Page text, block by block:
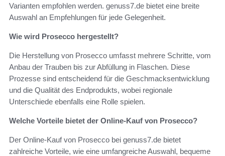
Varianten empfohlen werden. genuss7.de bietet eine breite
Auswahl an Empfehlungen für jede Gelegenheit.
Wie wird Prosecco hergestellt?
Die Herstellung von Prosecco umfasst mehrere Schritte, vom
Anbau der Trauben bis zur Abfüllung in Flaschen. Diese
Prozesse sind entscheidend für die Geschmacksentwicklung
und die Qualität des Endprodukts, wobei regionale
Unterschiede ebenfalls eine Rolle spielen.
Welche Vorteile bietet der Online-Kauf von Prosecco?
Der Online-Kauf von Prosecco bei genuss7.de bietet
zahlreiche Vorteile, wie eine umfangreiche Auswahl, bequeme